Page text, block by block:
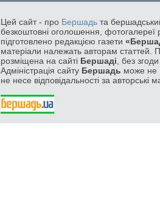
Цей сайт - про Бершадь та
безкоштовні оголошення, фотогалереї
підготовлено редакцією газети
матеріали належать авторам статтей.
розміщена на сайті Бершаді , без
Адміністрація сайту Бершадь може не
не несе відповідальності за авторські